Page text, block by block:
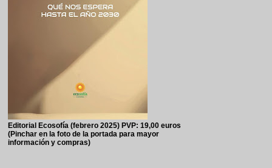
Editorial Ecosofía (febrero 2025) PVP: 19,00 euros
(Pinchar en la foto de la portada para mayor
información y compras)